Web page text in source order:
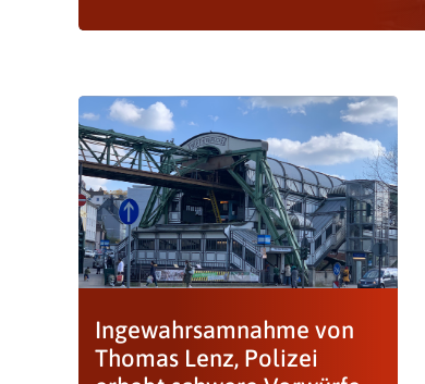
Ingewahrsamnahme von
Thomas Lenz, Polizei